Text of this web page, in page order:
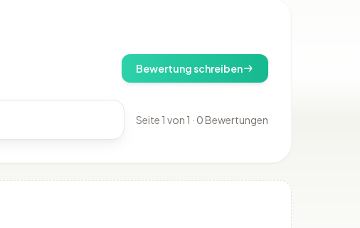
Bewertung schreiben
Seite 1 von 1 · 0 Bewertungen